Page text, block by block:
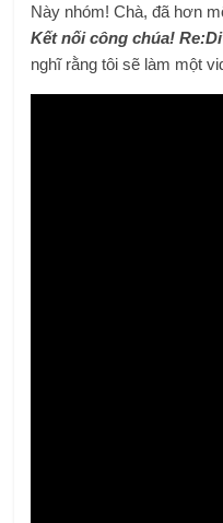
Này nhóm! Chà, đã hơn
Kết nối công chúa!
nghĩ rằng tôi sẽ làm một